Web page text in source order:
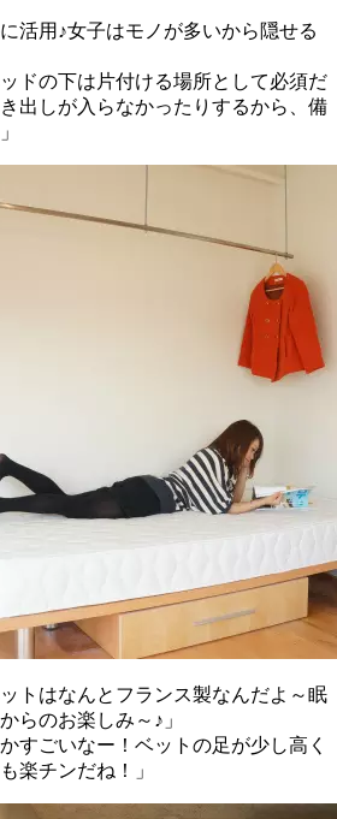
活用♪女子はモノが多いから隠せる
ッドの下は片付ける場所として必須だ
出しが入らなかったりするから、備
ットはなんとフランス製なんだよ～眠
らのお楽しみ～♪」
すごいなー！ベットの足が少し高く
楽チンだね！」